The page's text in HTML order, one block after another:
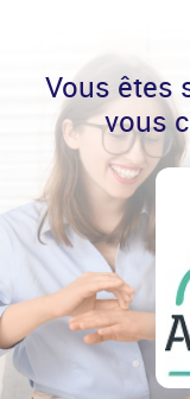
Vous êtes
vous